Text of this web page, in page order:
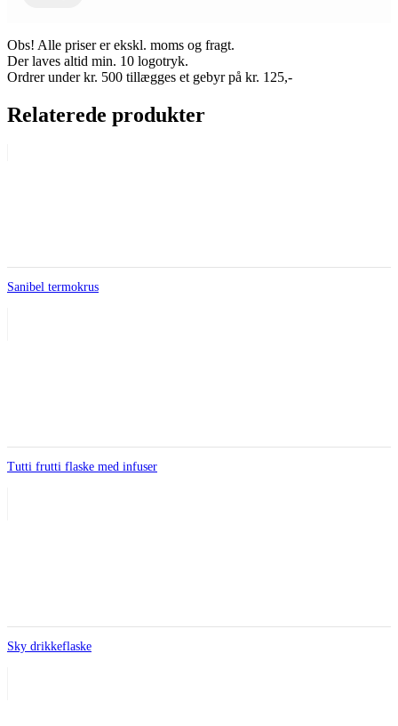
Obs! Alle priser er ekskl. moms og fragt.
Der laves altid min. 10 logotryk.
Ordrer under kr. 500 tillægges et gebyr på kr. 125,-
Relaterede produkter
Sanibel termokrus
Tutti frutti flaske med infuser
Sky drikkeflaske